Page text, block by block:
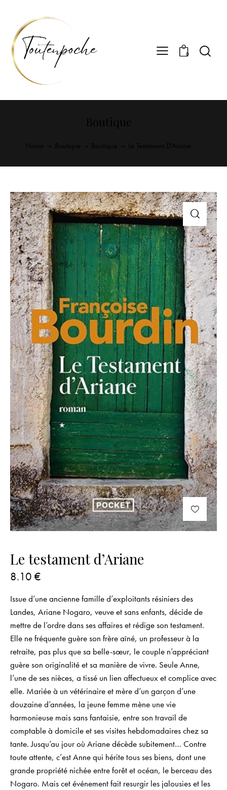
0
Le testament d’Ariane
8.10 €
Issue d’une ancienne famille d’exploitants résiniers des
Landes, Ariane Nogaro, veuve et sans enfants, décide de
mettre de l’ordre dans ses affaires et rédige son testament.
Elle ne fréquente guère son frère aîné, un professeur à la
retraite, pas plus que sa belle-sœur, le couple n’appréciant
guère son originalité et sa manière de vivre. Seule Anne,
l’une de ses nièces, a tissé un lien affectueux et complice avec
elle. Mariée à un vétérinaire et mère d’un garçon d’une
douzaine d’années, la jeune femme mène une vie
harmonieuse mais sans fantaisie, entre son travail de
comptable à domicile et ses visites hebdomadaires chez sa
tante. Jusqu’au jour où Ariane décède subitement… Contre
toute attente, c’est Anne qui hérite tous ses biens, dont une
grande propriété nichée entre forêt et océan, le berceau des
Nogaro. Mais cet événement fait resurgir les jalousies et les